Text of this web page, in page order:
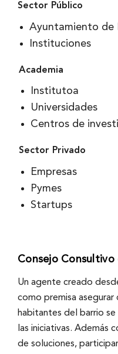
Sector Público
Ayuntamiento de
Instituciones
Academia
Institutoa
Universidades
Centros de
Sector Privado
Empresas
Pymes
Startups
Consejo Consultivo
Un agente creado
como premisa asegurar
habitantes del barrio se
las iniciativas. Además
de soluciones,